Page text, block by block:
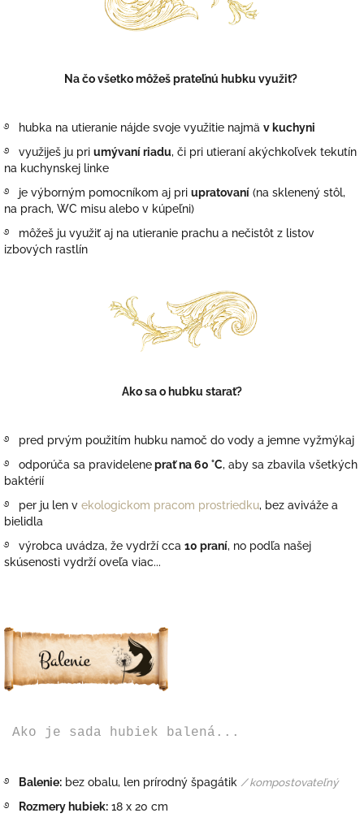
Na čo všetko môžeš prateľnú hubku využiť?
࿔ hubka na utieranie nájde svoje využitie najmä v kuchyni
࿔ využiješ ju pri umývaní riadu, či pri utieraní akýchkoľvek tekutín
na kuchynskej linke
࿔ je výborným pomocníkom aj pri upratovaní (na sklenený stôl,
na prach, WC misu alebo v kúpeľni)
࿔ môžeš ju využiť aj na utieranie prachu a nečistôt z listov
izbových rastlín
Ako sa o hubku starať?
࿔ pred prvým použitím hubku namoč do vody a jemne vyžmýkaj
࿔ odporúča sa pravideleneprať na 60 °C, aby sa zbavila všetkých
baktérií
࿔ per ju len v ekologickom pracom prostriedku, bez aviváže a
bielidla
࿔ výrobca uvádza, že vydrží cca 10 praní, no podľa našej
skúsenosti vydrží oveľa viac...
Ako je sada hubiek balená...
࿔ Balenie: bez obalu, len prírodný špagátik / kompostovateľný
࿔
Rozmery hubiek: 18 x 20 cm